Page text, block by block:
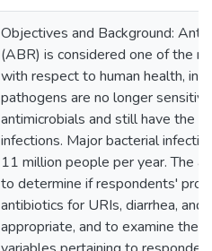
Objectives and Background:
(ABR) is considered one of the
with respect to human health, in
pathogens are no longer
antimicrobials and still have the
infections. Major bacterial
11 million people per year. The
to determine if respondents'
antibiotics for URIs, diarrhea, and
appropriate, and to examine the